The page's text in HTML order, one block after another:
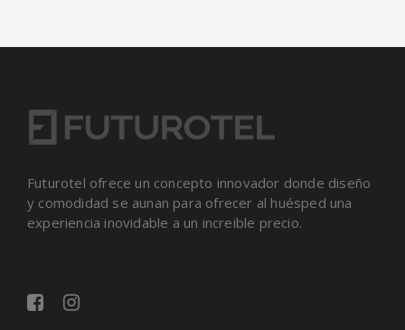
Futurotel ofrece un concepto innovador donde diseño
y comodidad se aunan para ofrecer al huésped una
experiencia inovidable a un increible precio.